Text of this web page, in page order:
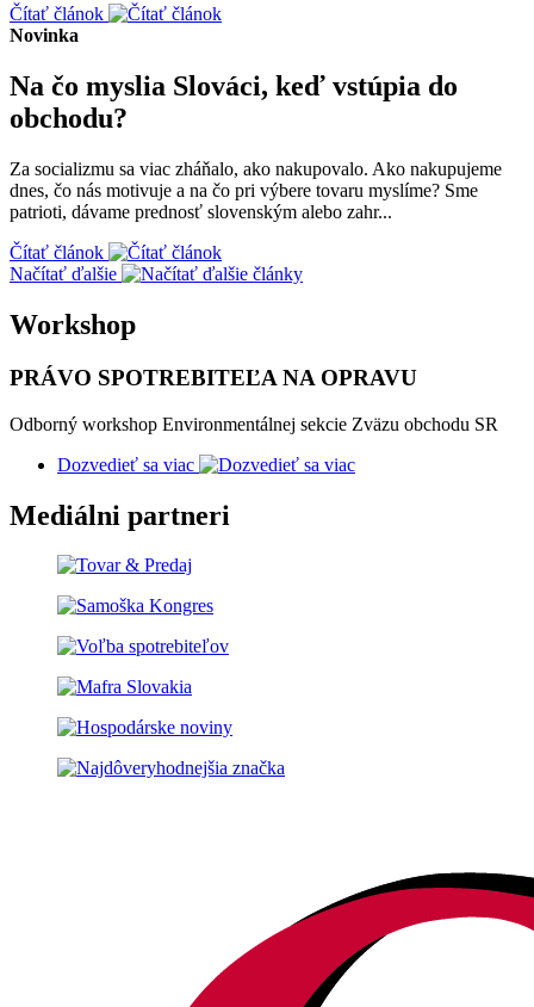
Čítať článok
Novinka
Na čo myslia Slováci, keď vstúpia do
obchodu?
Za socializmu sa viac zháňalo, ako nakupovalo. Ako nakupujeme
dnes, čo nás motivuje a na čo pri výbere tovaru myslíme? Sme
patrioti, dávame prednosť slovenským alebo zahr...
Čítať článok
Načítať ďalšie
Workshop
PRÁVO SPOTREBITEĽA NA OPRAVU
Odborný workshop Environmentálnej sekcie Zväzu obchodu SR
Dozvedieť sa viac
Mediálni partneri